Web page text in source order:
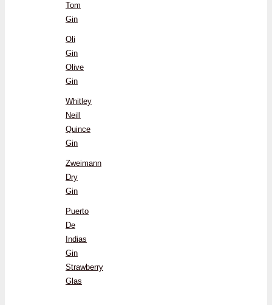
Tom
Gin
Oli
Gin
Olive
Gin
Whitley
Neill
Quince
Gin
Zweimann
Dry
Gin
Puerto
De
Indias
Gin
Strawberry
Glas